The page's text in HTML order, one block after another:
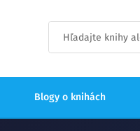
Blogy o knihách